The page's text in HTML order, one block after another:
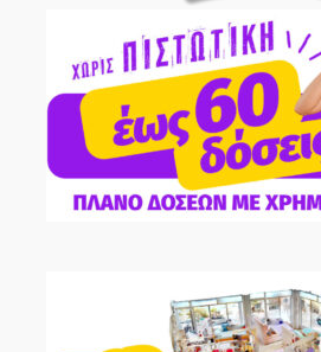
ECONOMY
Παιδικά Κρεβάτια
Παιδικές Κουκέτες